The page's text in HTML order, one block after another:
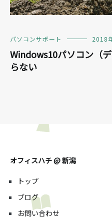
パソコンサポート 2018
Windows10パソコン（
らない
オフィスハチ @ 新潟
トップ
ブログ
お問い合わせ